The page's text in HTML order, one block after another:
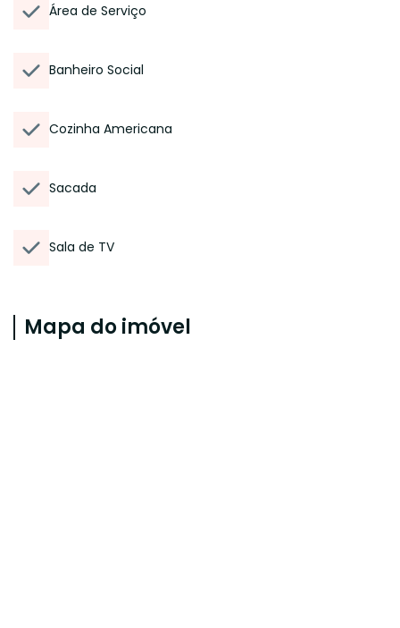
Área de Serviço
Banheiro Social
Cozinha Americana
Sacada
Sala de TV
Mapa do imóvel